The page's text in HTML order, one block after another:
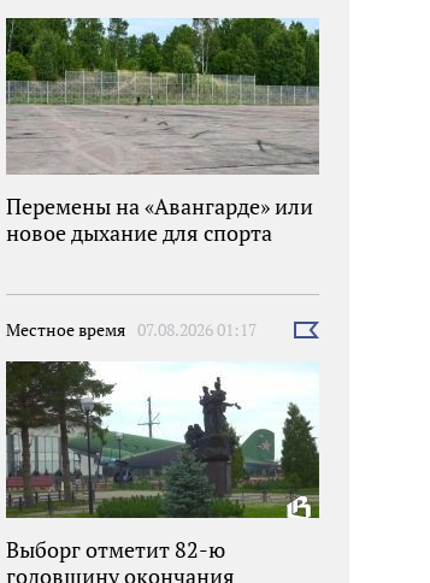
Перемены на «Авангарде» или
новое дыхание для спорта
Местное время 07.08.2026 01:17
Выбрать
Выборг отметит 82-ю
годовщину окончания